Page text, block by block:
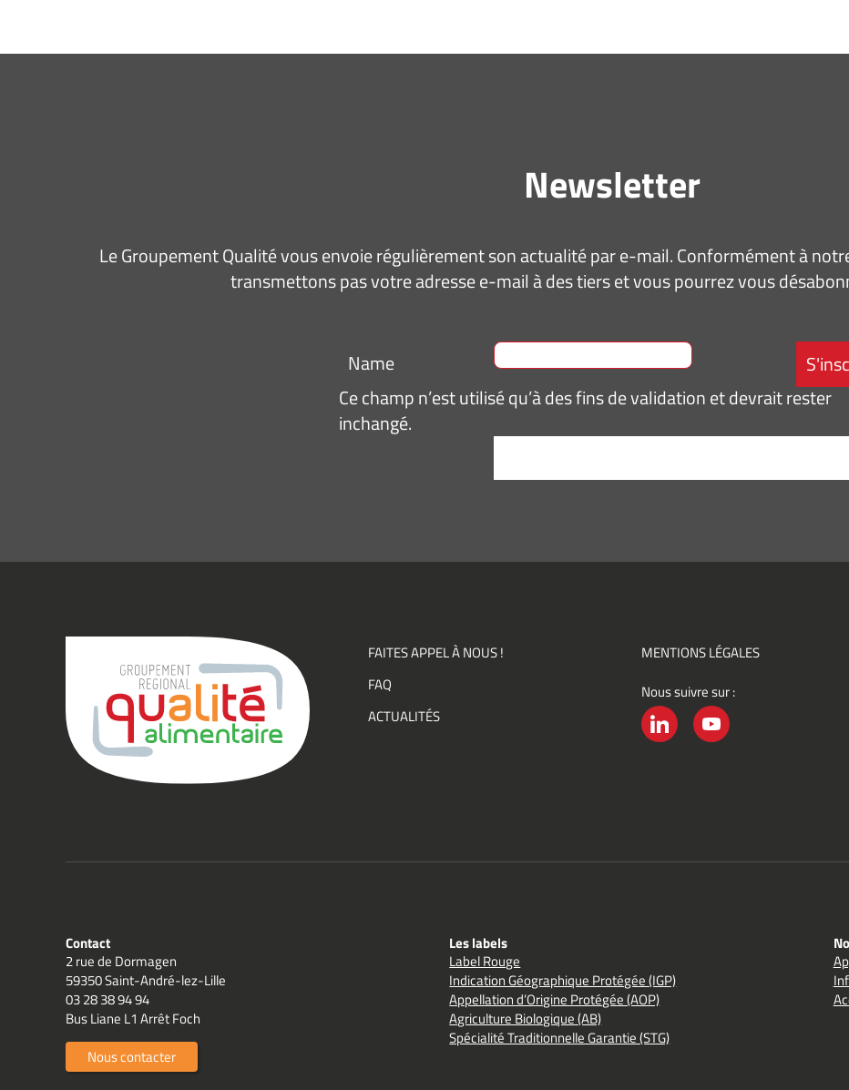
Newsletter
Le Groupement Qualité vous envoie régulièrement son actualité par e-mail. Conformément à
transmettons pas votre adresse e-mail à des tiers et vous pourrez vous
Name
Ce champ n’est utilisé qu’à des fins de validation et devrait rester
inchangé.
recevoir des
événements)
Groupement
Qualité
FAITES APPEL À NOUS !
FAQ
ACTUALITÉS
MENTIONS LÉGALES
Nous suivre sur :
Contact
2 rue de Dormagen
59350 Saint-André-lez-Lille
03 28 38 94 94
Bus Liane L1 Arrêt Foch
Nous contacter
Les labels
Label Rouge
Indication Géographique Protégée (IGP)
Appellation d’Origine Protégée (AOP)
Agriculture Biologique (AB)
Spécialité Traditionnelle Garantie (STG)